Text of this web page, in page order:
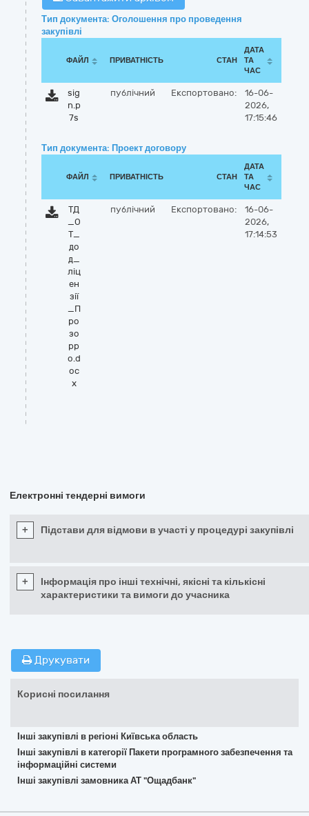
Тип документа: Оголошення про проведення
закупівлі
ФАЙЛ ПРИВАТНІСТЬ СТАН
ДАТА
ТА
ЧАС
sig
n.p
7s
публічний Експортовано:
16-06-
2026,
17:15:46
Тип документа: Проект договору
ФАЙЛ ПРИВАТНІСТЬ СТАН
ДАТА
ТА
ЧАС
ТД
_О
Т_
до
д_
ліц
ен
зії
_П
ро
зо
рр
о.d
oc
x
публічний Експортовано:
16-06-
2026,
17:14:53
Електронні тендерні вимоги
+ Підстави для відмови в участі у процедурі закупівлі
+
Інформація про інші технічні, якісні та кількісні
характеристики та вимоги до учасника
Друкувати
Корисні посилання
Інші закупівлі в регіоні Київська область
Інші закупівлі в категорії Пакети програмного забезпечення та
інформаційні системи
Інші закупівлі замовника АТ "Ощадбанк"